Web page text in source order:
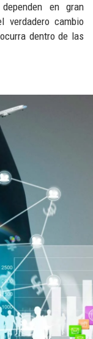
en gran
verdadero cambio
dentro de las